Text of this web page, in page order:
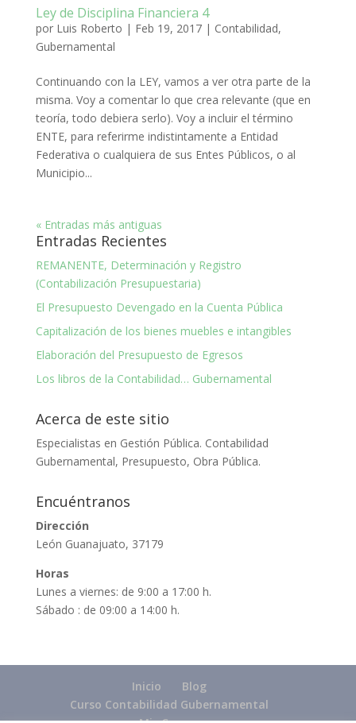
Ley de Disciplina Financiera 4
por Luis Roberto | Feb 19, 2017| Contabilidad,
Gubernamental
Continuando con la LEY, vamos a ver otra parte de la
misma. Voy a comentar lo que crea relevante (que en
teoría, todo debiera serlo). Voy a incluir el término
ENTE, para referirme indistintamente a Entidad
Federativa o cualquiera de sus Entes Públicos, o al
Municipio...
« Entradas más antiguas
Entradas Recientes
REMANENTE, Determinación y Registro
(Contabilización Presupuestaria)
El Presupuesto Devengado en la Cuenta Pública
Capitalización de los bienes muebles e intangibles
Elaboración del Presupuesto de Egresos
Los libros de la Contabilidad… Gubernamental
Acerca de este sitio
Especialistas en Gestión Pública. Contabilidad
Gubernamental, Presupuesto, Obra Pública.
Encuéntranos
Dirección
León Guanajuato, 37179
Horas
Lunes a viernes: de 9:00 a 17:00 h.
Sábado : de 09:00 a 14:00 h.
Inicio
Blog
Curso Contabilidad Gubernamental